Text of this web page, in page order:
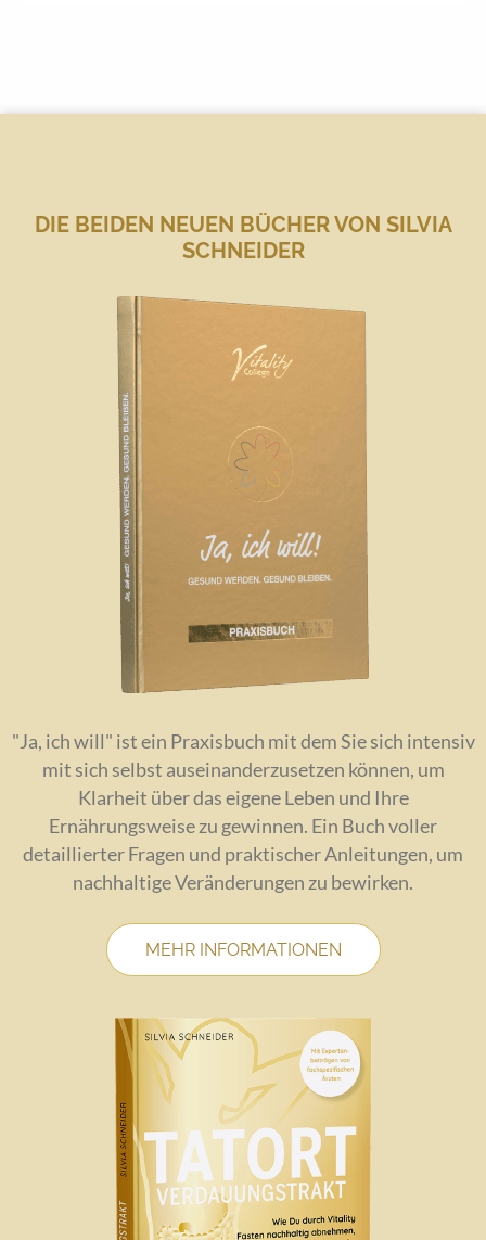
DIE BEIDEN NEUEN BÜCHER VON SILVIA
SCHNEIDER
"Ja, ich will" ist ein Praxisbuch mit dem Sie sich intensiv
mit sich selbst auseinanderzusetzen können, um
Klarheit über das eigene Leben und Ihre
Ernährungsweise zu gewinnen. Ein Buch voller
detaillierter Fragen und praktischer Anleitungen, um
nachhaltige Veränderungen zu bewirken.
MEHR INFORMATIONEN